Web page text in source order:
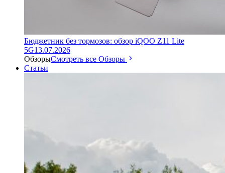
Бюджетник без тормозов: обзор iQOO Z11 Lite
5G13.07.2026
ОбзорыСмотреть все Обзоры
Статьи